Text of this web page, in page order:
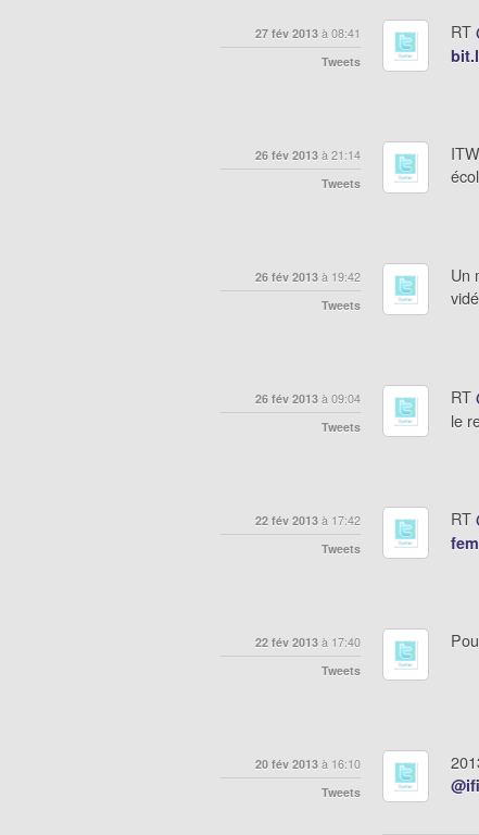
27 fév 2013 à 08:41
Tweets
RT
26 fév 2013 à 21:14
Tweets
26 fév 2013 à 19:42
Tweets
Un
26 fév 2013 à 09:04
Tweets
RT
le
22 fév 2013 à 17:42
Tweets
RT
22 fév 2013 à 17:40
Tweets
20 fév 2013 à 16:10
Tweets